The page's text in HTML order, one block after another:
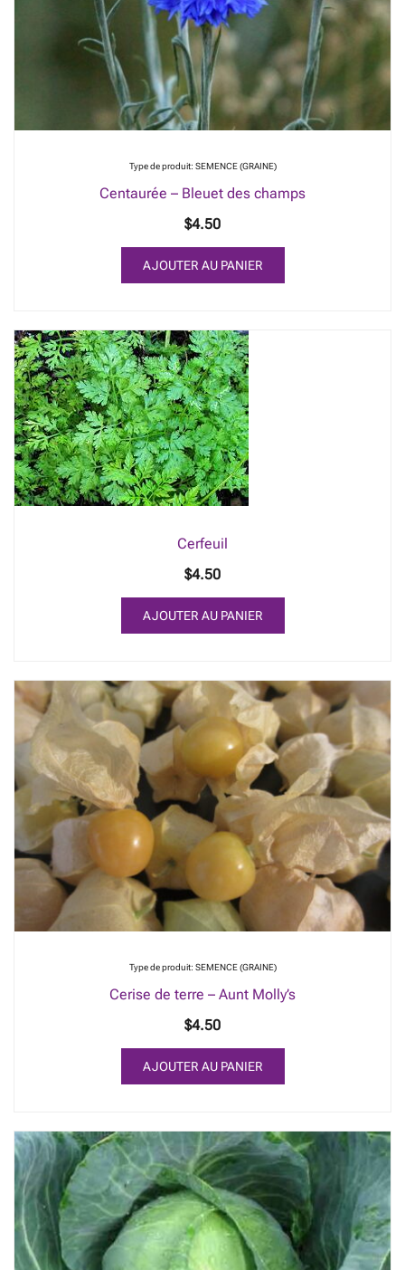
Type de produit: SEMENCE (GRAINE)
Centaurée – Bleuet des champs
$4.50
AJOUTER AU PANIER
Cerfeuil
$4.50
AJOUTER AU PANIER
Type de produit: SEMENCE (GRAINE)
Cerise de terre – Aunt Molly’s
$4.50
AJOUTER AU PANIER